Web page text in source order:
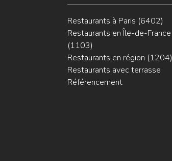
Restaurants à Paris (6402)
Restaurants en Île-de-France
(1103)
Restaurants en région (1204)
Restaurants avec terrasse
Référencement